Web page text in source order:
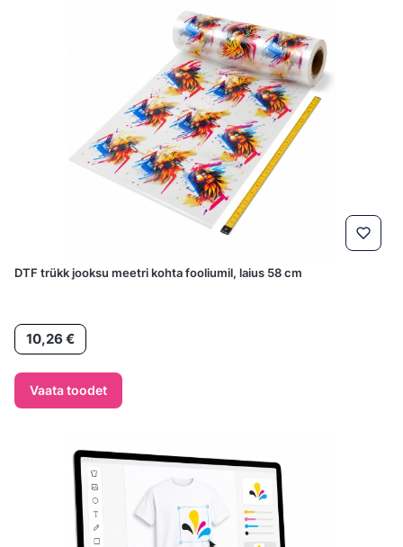
DTF trükk jooksu meetri kohta fooliumil, laius 58 cm
Hind10,26 €
Vaata toodet